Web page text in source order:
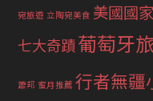
宛旅遊 立陶宛美食 美國國
七大奇蹟葡萄牙
蕭邦 蜜月推薦 行者無疆